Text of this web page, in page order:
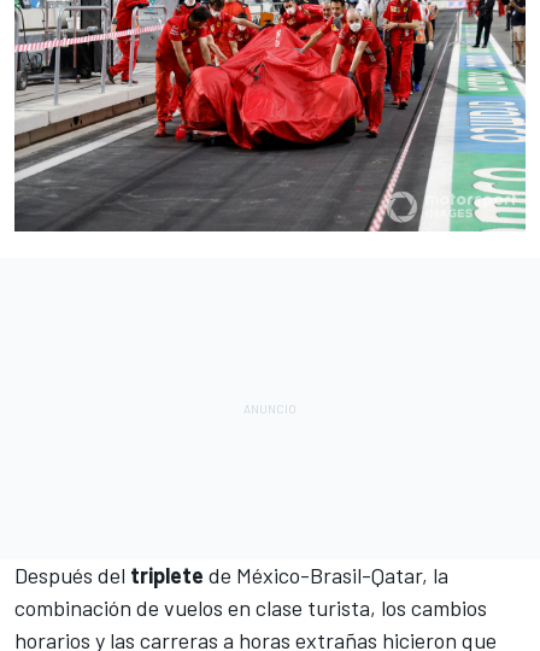
Después del triplete de México-Brasil-Qatar, la
combinación de vuelos en clase turista, los cambios
horarios y las carreras a horas extrañas hicieron que